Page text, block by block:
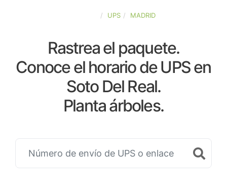
UPS MADRID
Rastrea el paquete.
Conoce el horario de UPS en
Soto Del Real.
Planta árboles.